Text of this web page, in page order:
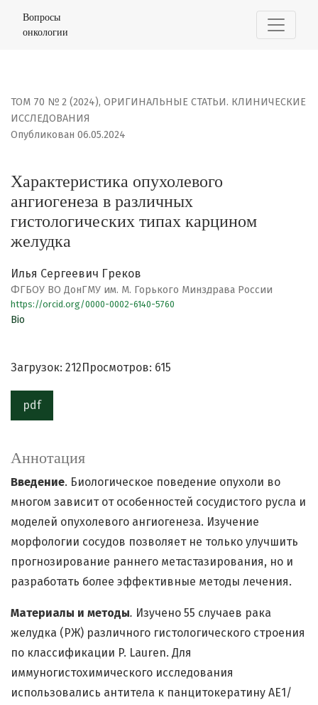
Характеристика опухолевого ангиогенеза в
Вопросы
онкологии
ТОМ 70 № 2 (2024), ОРИГИНАЛЬНЫЕ СТАТЬИ. КЛИНИЧЕСКИЕ
ИССЛЕДОВАНИЯ
Характеристика опухолевого
ангиогенеза в различных
гистологических типах карцином
желудка
Опубликован 06.05.2024
Илья Сергеевич Греков
ФГБОУ ВО ДонГМУ им. М. Горького Минздрава России
https://orcid.org/0000-0002-6140-5760
Bio
Загрузок: 212 Просмотров: 615
pdf
Аннотация
Введение. Биологическое поведение опухоли во
многом зависит от особенностей сосудистого русла и
моделей опухолевого ангиогенеза. Изучение
морфологии сосудов позволяет не только улучшить
прогнозирование раннего метастазирования, но и
разработать более эффективные методы лечения.
Материалы и методы. Изучено 55 случаев рака
желудка (РЖ) различного гистологического строения
по классификации P. Lauren. Для
иммуногистохимического исследования
использовались антитела к панцитокератину АЕ1/